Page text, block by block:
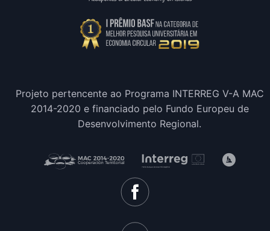
Projeto pertencente ao Programa INTERREG V-A MAC
2014-2020 e financiado pelo Fundo Europeu de
Desenvolvimento Regional.